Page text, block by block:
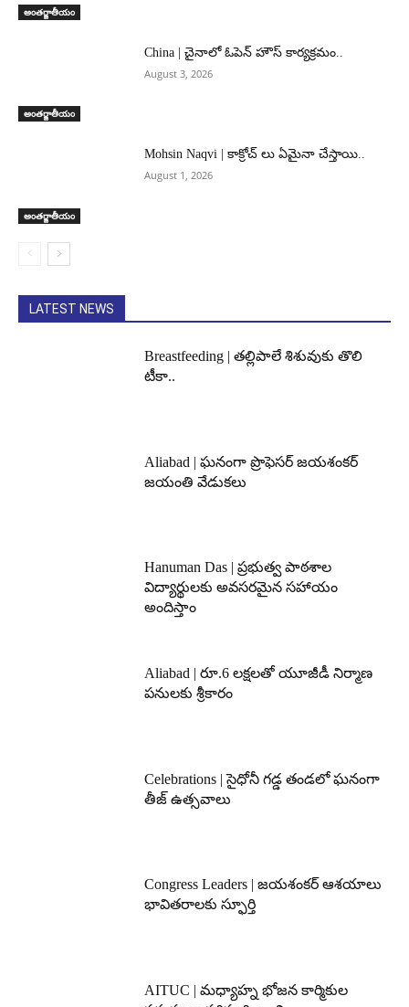
అంతర్జాతీయం
అంతర్జాతీయం
China | చైనాలో ఓపెన్ హౌస్ కార్యక్రమం..
August 3, 2026
అంతర్జాతీయం
Mohsin Naqvi | కాక్రోచ్ లు ఏమైనా చేస్తాయి..
August 1, 2026
LATEST NEWS
Breastfeeding | తల్లిపాలే శిశువుకు తొలి
టీకా..
Aliabad | ఘనంగా ప్రొఫెసర్ జయశంకర్
జయంతి వేడుకలు
Hanuman Das | ప్రభుత్వ పాఠశాల
విద్యార్థులకు అవసరమైన సహాయం
అందిస్తాం
Aliabad | రూ.6 లక్షలతో యూజీడీ నిర్మాణ
పనులకు శ్రీకారం
Celebrations | సైధోనీ గడ్డ తండలో ఘనంగా
తీజ్ ఉత్సవాలు
Congress Leaders | జయశంకర్ ఆశయాలు
భావితరాలకు స్ఫూర్తి
AITUC | మధ్యాహ్న భోజన కార్మికుల